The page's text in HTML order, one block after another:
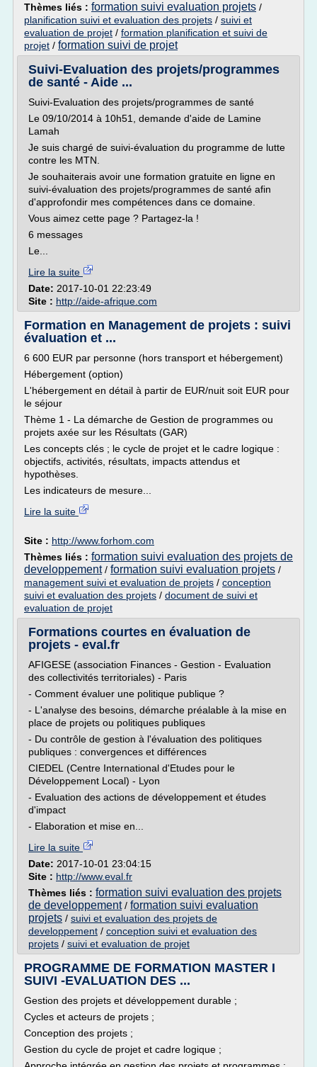
Thèmes liés : formation suivi evaluation projets /
planification suivi et evaluation des projets / suivi et
evaluation de projet / formation planification et suivi de
projet / formation suivi de projet
Suivi-Evaluation des projets/programmes
de santé - Aide ...
Suivi-Evaluation des projets/programmes de santé
Le 09/10/2014 à 10h51, demande d'aide de Lamine
Lamah
Je suis chargé de suivi-évaluation du programme de lutte
contre les MTN.
Je souhaiterais avoir une formation gratuite en ligne en
suivi-évaluation des projets/programmes de santé afin
d'approfondir mes compétences dans ce domaine.
Vous aimez cette page ? Partagez-la !
6 messages
Le...
Lire la suite
Date: 2017-10-01 22:23:49
Site : http://aide-afrique.com
Formation en Management de projets : suivi
évaluation et ...
6 600 EUR par personne (hors transport et hébergement)
Hébergement (option)
L'hébergement en détail à partir de EUR/nuit soit EUR pour
le séjour
Thème 1 - La démarche de Gestion de programmes ou
projets axée sur les Résultats (GAR)
Les concepts clés ; le cycle de projet et le cadre logique :
objectifs, activités, résultats, impacts attendus et
hypothèses.
Les indicateurs de mesure...
Lire la suite
Site : http://www.forhom.com
Thèmes liés : formation suivi evaluation des projets de
developpement/ formation suivi evaluation projets /
management suivi et evaluation de projets / conception
suivi et evaluation des projets / document de suivi et
evaluation de projet
Formations courtes en évaluation de
projets - eval.fr
AFIGESE (association Finances - Gestion - Evaluation
des collectivités territoriales) - Paris
- Comment évaluer une politique publique ?
- L'analyse des besoins, démarche préalable à la mise en
place de projets ou politiques publiques
- Du contrôle de gestion à l'évaluation des politiques
publiques : convergences et différences
CIEDEL (Centre International d'Etudes pour le
Développement Local) - Lyon
- Evaluation des actions de développement et études
d'impact
- Elaboration et mise en...
Lire la suite
Date: 2017-10-01 23:04:15
Site : http://www.eval.fr
Thèmes liés : formation suivi evaluation des projets
de developpement/ formation suivi evaluation
projets / suivi et evaluation des projets de
developpement / conception suivi et evaluation des
projets / suivi et evaluation de projet
PROGRAMME DE FORMATION MASTER I
SUIVI -EVALUATION DES ...
Gestion des projets et développement durable ;
Cycles et acteurs de projets ;
Conception des projets ;
Gestion du cycle de projet et cadre logique ;